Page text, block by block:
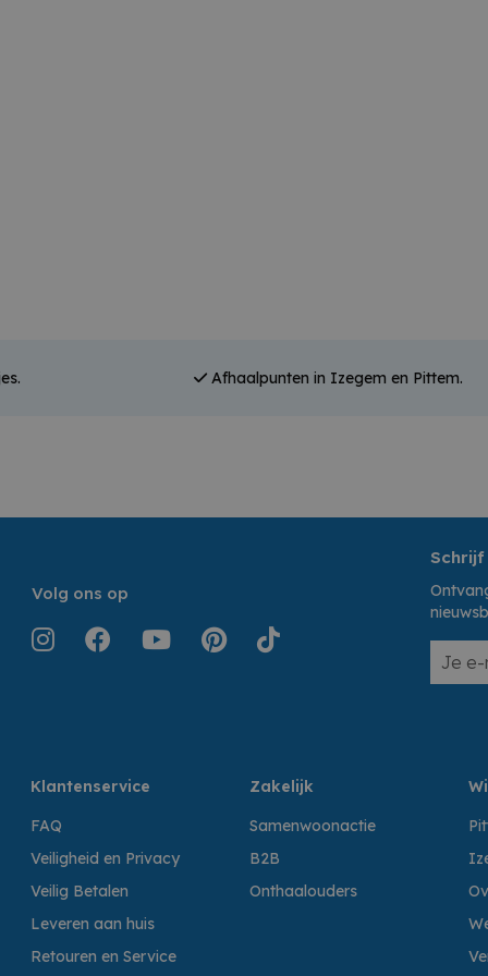
Afhaalpunten in Izegem en Pittem.
Volg ons op
Klantenservice
FAQ
Veiligheid en Privacy
Veilig Betalen
Leveren aan huis
Retouren en Service
Zakelijk
Samenwoonactie
B2B
Onthaalouders